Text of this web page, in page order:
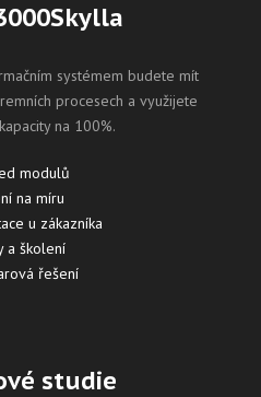
systémem budete mít
procesech a využijete
na 100%.
modulů
na míru
u zákazníka
a školení
řešení
studie